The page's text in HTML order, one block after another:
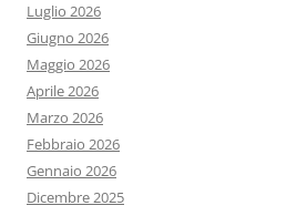
Luglio 2026
Giugno 2026
Maggio 2026
Aprile 2026
Marzo 2026
Febbraio 2026
Gennaio 2026
Dicembre 2025